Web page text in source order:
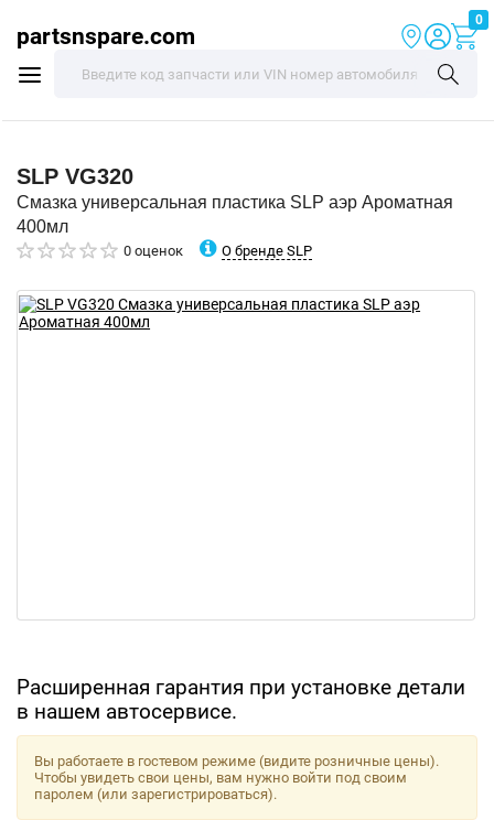
partsnspare.com
0
SLP VG320
Смазка универсальная пластика SLP аэр Ароматная
400мл
0 оценок О бренде SLP
Расширенная гарантия при установке детали
в нашем автосервисе.
Вы работаете в гостевом режиме (видите розничные цены).
Чтобы увидеть свои цены, вам нужно войти под своим
паролем (или зарегистрироваться).